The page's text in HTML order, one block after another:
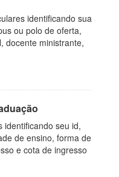
identificando sua
ou polo de oferta,
docente ministrante,
identificando seu id,
de ensino, forma de
e cota de ingresso